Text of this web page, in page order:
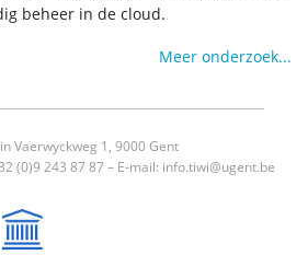
beheer in de cloud.
Meer onderzoek...
Vaerwyckweg 1, 9000 Gent
(0)9 243 87 87 – E-mail: info.tiwi@ugent.be